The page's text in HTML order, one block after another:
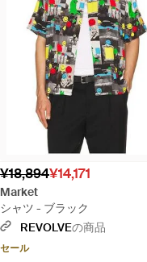
¥18,894¥14,171
Market
シャツ - ブラック
REVOLVEの商品
セール